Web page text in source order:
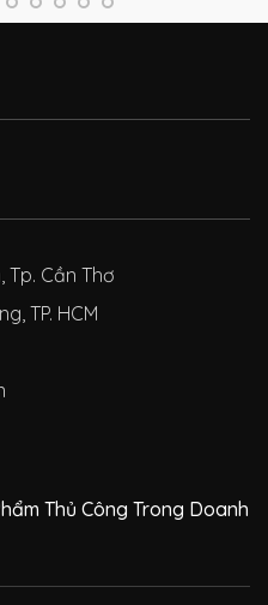
Tp. Cần Thơ
TP. HCM
Thủ Công Trong Doanh